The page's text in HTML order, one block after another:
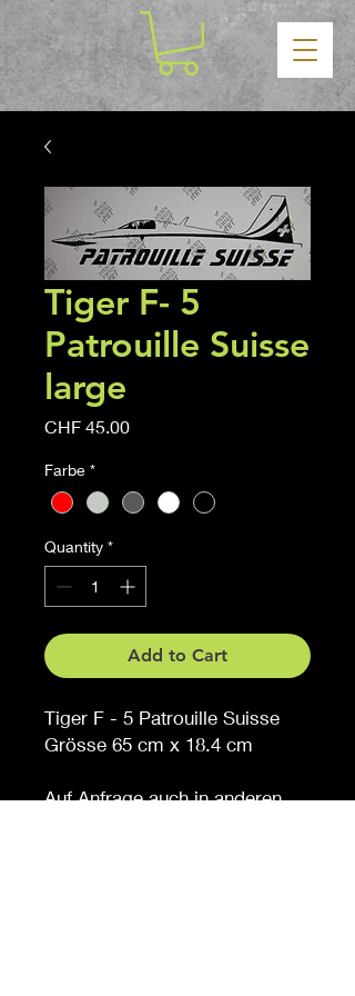
Tiger F- 5
Patrouille Suisse
large
CHF 45.00Price
Farbe *
Quantity *
Add to Cart
Tiger F - 5 Patrouille Suisse
Grösse 65 cm x 18.4 cm
Auf Anfrage auch in anderen